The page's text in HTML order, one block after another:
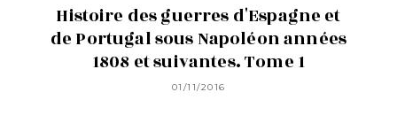
Histoire des guerres d'Espagne et
de Portugal sous Napoléon années
1808 et suivantes. Tome 1
01/11/2016